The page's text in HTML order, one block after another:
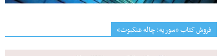
فروش کتاب «سوریه: چاله عنکبوت»